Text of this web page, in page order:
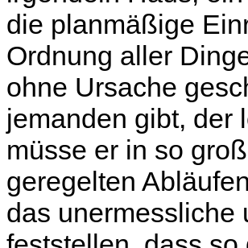
die planmäßige
Ordnung aller
ohne Ursache
jemanden gibt, der
müsse er in so
geregelten
das unermessliche